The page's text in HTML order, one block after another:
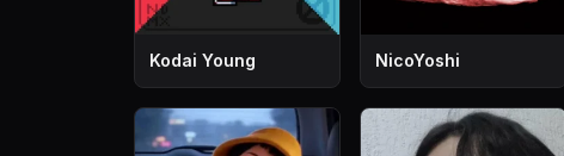
Kodai Young NicoYoshi